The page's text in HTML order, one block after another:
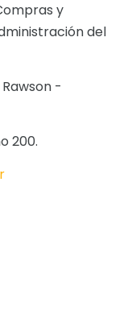
y
del
-
200.